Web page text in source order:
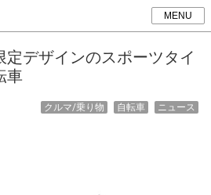
MENU
デザインのスポーツタイ
車
ニュース
自転車
クルマ/乗り物